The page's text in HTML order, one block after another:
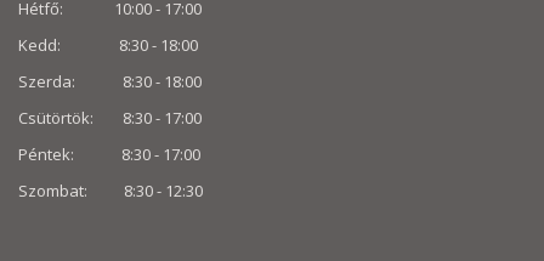
Hétfő: 10:00 - 17:00
Kedd: 8:30 - 18:00
Szerda: 8:30 - 18:00
Csütörtök: 8:30 - 17:00
Péntek: 8:30 - 17:00
Szombat: 8:30 - 12:30